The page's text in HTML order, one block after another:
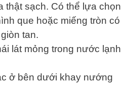
thật sạch. Có thể lựa chọn
que hoặc miếng tròn có
tan.
lát mỏng trong nước lạnh
ở bên dưới khay nướng